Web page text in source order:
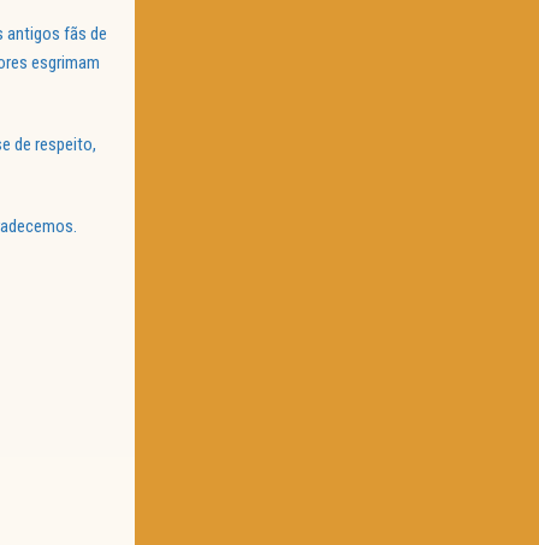
antigos fãs de
esgrimam
de respeito,